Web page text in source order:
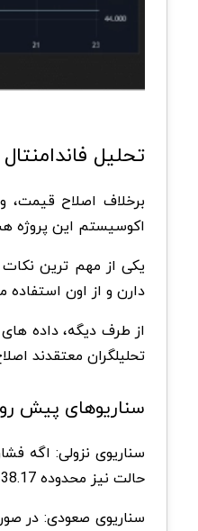
تحلیل
برخلاف اصلاح قیمت،
اکوسیستم این پروژه
یکی از مهم ترین نکات
دارن و از اون استفاده
از طرف دیگه، داده
تحلیلگران معتقدند
سناریوهای پیش
سناریوی نزولی: اگه
حالت نیز محدوده 38.17 دلار میتونه مقصد بعدی قیمت باشه
سناریوی صعودی: